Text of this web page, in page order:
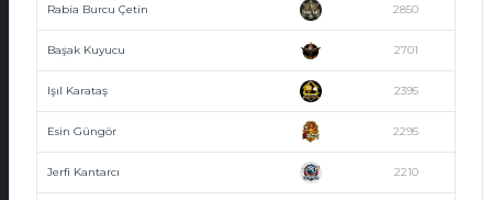
Rabia Burcu Çetin 2850
Başak Kuyucu 2701
Işıl Karataş 2395
Esin Güngör 2295
Jerfi Kantarcı 2210